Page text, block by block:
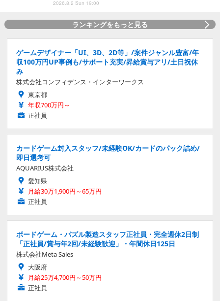
2026.8.2 Sun 19:00
ランキングをもっと見る
ゲームデザイナー「UI、3D、2D等」/案件ジャンル豊富/年
収100万円UP事例も/サポート充実/昇給賞与アリ/土日祝休
み
株式会社コンフィデンス・インターワークス
東京都
年収700万円～
正社員
カードゲーム封入スタッフ/未経験OK/カードのパック詰め/
即日選考可
AQUARIUS株式会社
愛知県
月給30万1,900円～65万円
正社員
ボードゲーム・パズル製造スタッフ正社員・完全週休2日制
「正社員/賞与年2回/未経験歓迎」・年間休日125日
株式会社Meta Sales
大阪府
月給25万4,700円～50万円
正社員